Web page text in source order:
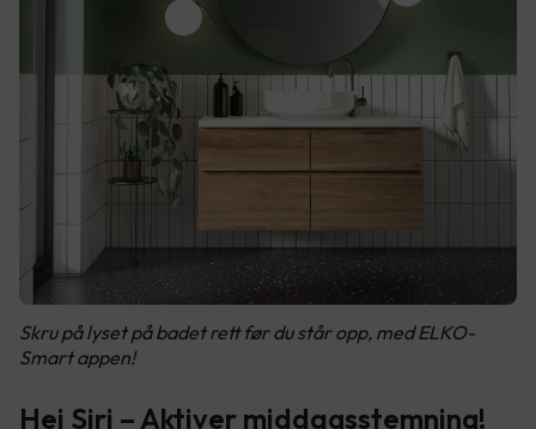
Skru på lyset på badet rett før du står opp, med ELKO-
Smart appen!
Hei Siri – Aktiver middagsstemning!